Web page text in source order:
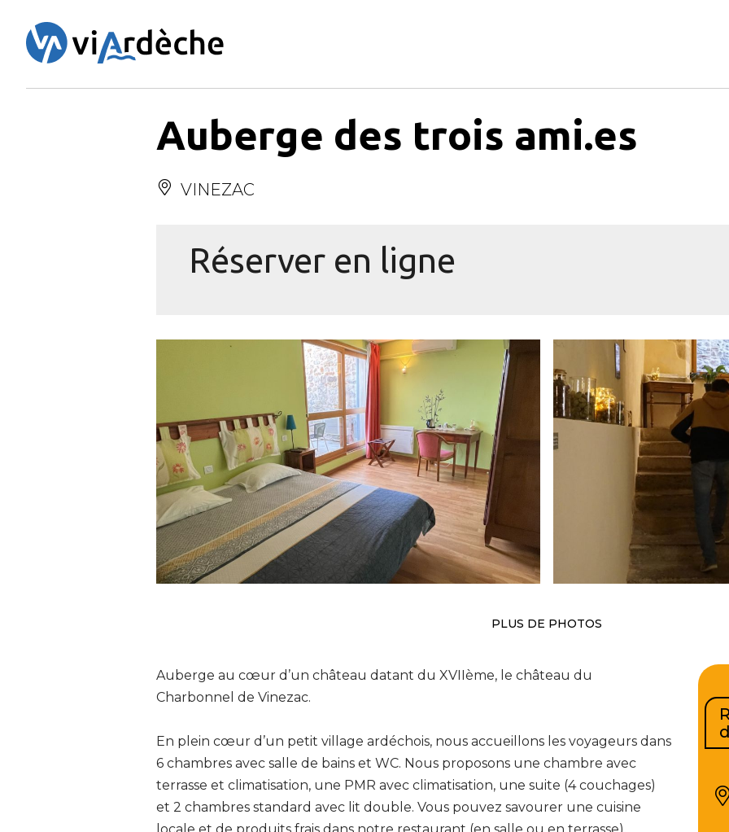
Auberge des trois ami.es
VINEZAC
Réserver en ligne
PLUS DE PHOTOS
Auberge au cœur d’un château datant du XVIIème, le château du
Charbonnel de Vinezac.
En plein cœur d’un petit village ardéchois, nous accueillons les voyageurs dans
6 chambres avec salle de bains et WC. Nous proposons une chambre avec
terrasse et climatisation, une PMR avec climatisation, une suite (4 couchages)
et 2 chambres standard avec lit double. Vous pouvez savourer une cuisine